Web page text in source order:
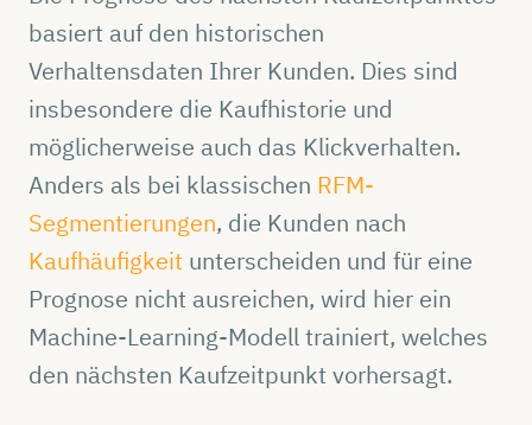
basiert auf den historischen
Verhaltensdaten Ihrer Kunden. Dies sind
insbesondere die Kaufhistorie und
möglicherweise auch das Klickverhalten.
Anders als bei klassischen RFM-
Segmentierungen, die Kunden nach
Kaufhäufigkeit unterscheiden und für eine
Prognose nicht ausreichen, wird hier ein
Machine-Learning-Modell trainiert, welches
den nächsten Kaufzeitpunkt vorhersagt.